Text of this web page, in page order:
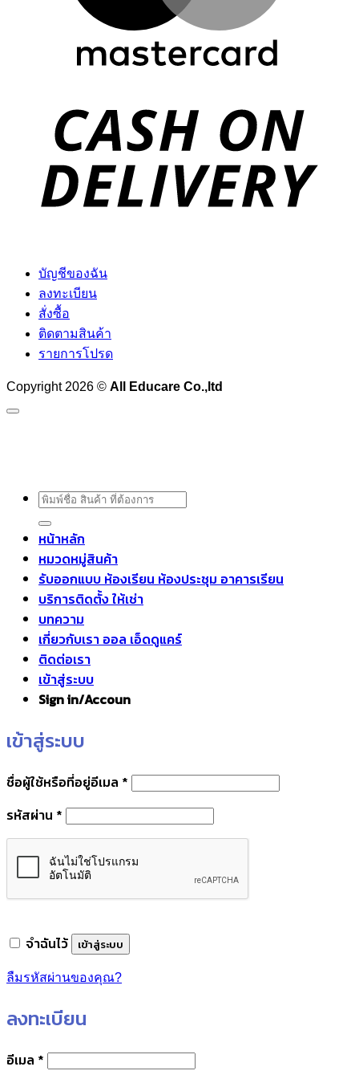
บัญชีของฉัน
ลงทะเบียน
สั่งซื้อ
ติดตามสินค้า
รายการโปรด
Copyright 2026 © All Educare Co.,ltd
ค้นหา:
หน้าหลัก
หมวดหมู่สินค้า
รับออกแบบ ห้องเรียน ห้องประชุม อาคารเรียน
บริการติดตั้ง ให้เช่า
บทความ
เกี่ยวกับเรา ออล เอ็ดดูแคร์
ติดต่อเรา
เข้าสู่ระบบ
Sign in/Accoun
เข้าสู่ระบบ
ชื่อผู้ใช้หรือที่อยู่อีเมล * ต้องการ
รหัสผ่าน * ต้องการ
จำฉันไว้ เข้าสู่ระบบ
ลืมรหัสผ่านของคุณ?
ลงทะเบียน
อีเมล * ต้องการ